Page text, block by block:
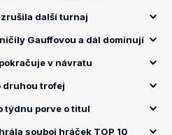
další turnaj
Gauffovou a dál dominují
v návratu
druhou trofej
týdnu porve o titul
souboj hráček TOP 10